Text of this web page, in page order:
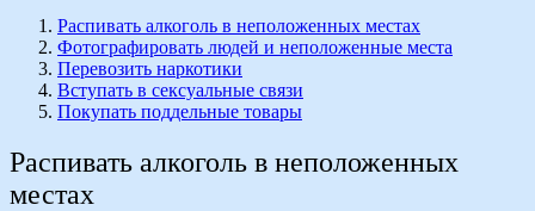
Распивать алкоголь в неположенных местах
Фотографировать людей и неположенные места
Перевозить наркотики
Вступать в сексуальные связи
Покупать поддельные товары
Распивать алкоголь в неположенных
местах